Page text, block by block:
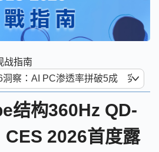
战指南
结构360Hz QD-
2026首度露